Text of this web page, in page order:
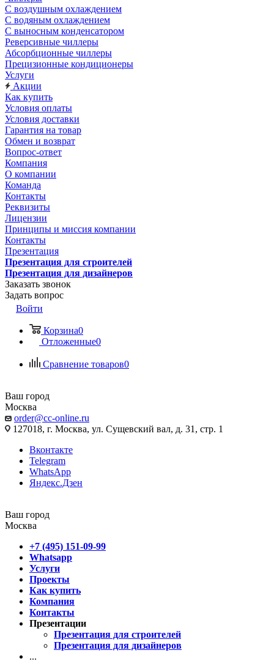
С воздушным охлаждением
С водяным охлаждением
С выносным конденсатором
Реверсивные чиллеры
Абсорбционные чиллеры
Прецизионные кондиционеры
Услуги
Акции
Как купить
Условия оплаты
Условия доставки
Гарантия на товар
Обмен и возврат
Вопрос-ответ
Компания
О компании
Команда
Контакты
Реквизиты
Лицензии
Принципы и миссия компании
Контакты
Презентация
Презентация для строителей
Презентация для дизайнеров
Заказать звонок
Задать вопрос
Войти
Корзина0
Отложенные0
Сравнение товаров0
Ваш город
Москва
order@cc-online.ru
127018, г. Москва, ул. Сущевский вал, д. 31, стр. 1
Вконтакте
Telegram
WhatsApp
Яндекс.Дзен
Ваш город
Москва
+7 (495) 151-09-99
Whatsapp
Услуги
Проекты
Как купить
Компания
Контакты
Презентации
Презентация для строителей
Презентация для дизайнеров
...